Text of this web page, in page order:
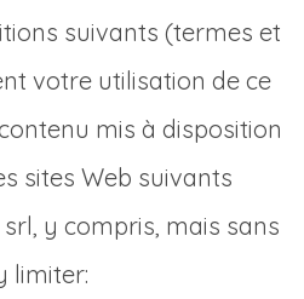
suivants (termes et
votre utilisation de ce
mis à disposition
sites Web suivants
y compris, mais sans
limiter: